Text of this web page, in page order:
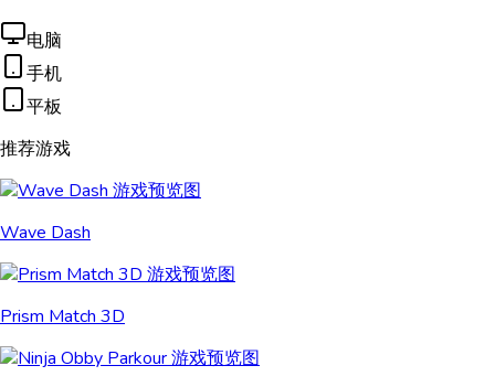
电脑
手机
平板
推荐游戏
Wave Dash
Prism Match 3D